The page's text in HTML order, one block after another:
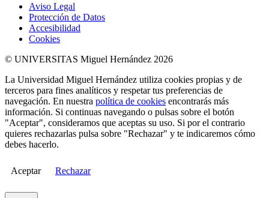
Aviso Legal
Protección de Datos
Accesibilidad
Cookies
© UNIVERSITAS Miguel Hernández 2026
La Universidad Miguel Hernández utiliza cookies propias y de
terceros para fines analíticos y respetar tus preferencias de
navegación. En nuestra política de cookies encontrarás más
información. Si continuas navegando o pulsas sobre el botón
"Aceptar", consideramos que aceptas su uso. Si por el contrario
quieres rechazarlas pulsa sobre "Rechazar" y te indicaremos cómo
debes hacerlo.
Aceptar Rechazar